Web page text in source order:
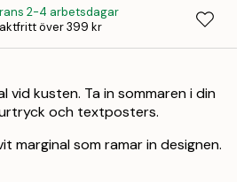
2-4 arbetsdagar
över 399 kr
vid kusten. Ta in sommaren i din
och textposters.
marginal som ramar in designen.